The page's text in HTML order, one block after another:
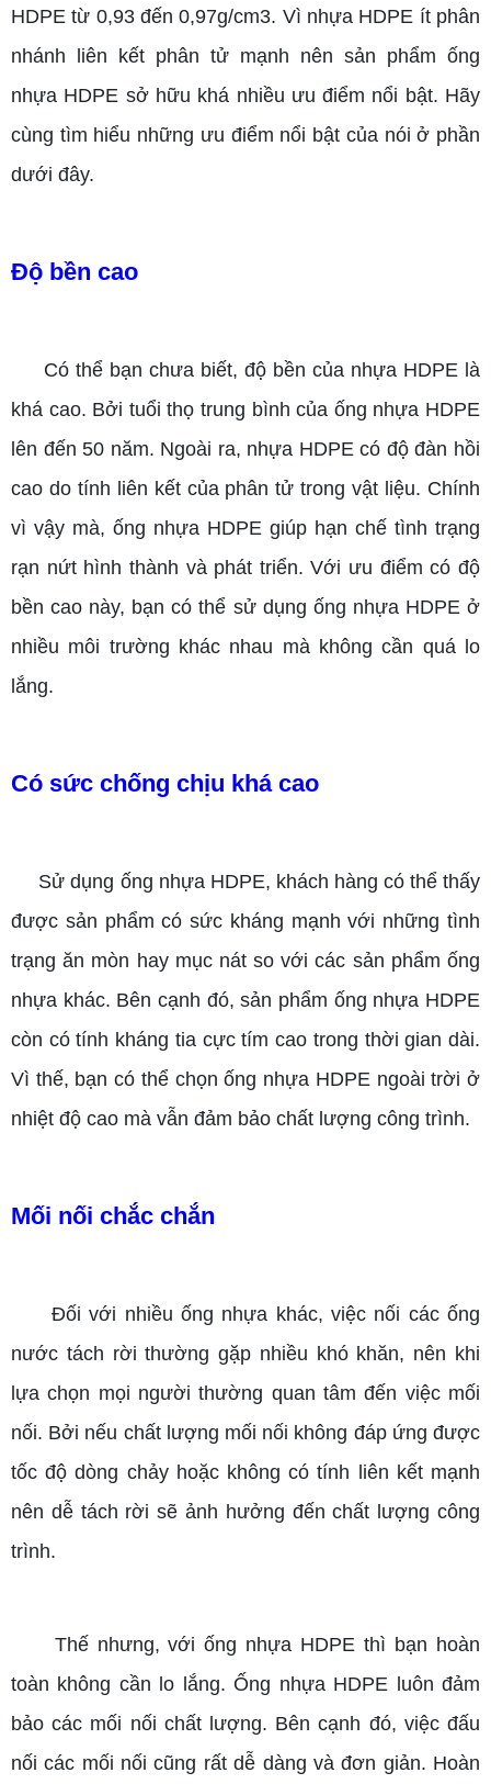
HDPE từ 0,93 đến 0,97g/cm3. Vì nhựa HDPE ít phân
nhánh liên kết phân tử mạnh nên sản phẩm ống
nhựa HDPE sở hữu khá nhiều ưu điểm nổi bật. Hãy
cùng tìm hiểu những ưu điểm nổi bật của nói ở phần
dưới đây.
Độ bền cao
Có thể bạn chưa biết, độ bền của nhựa HDPE là
khá cao. Bởi tuổi thọ trung bình của ống nhựa HDPE
lên đến 50 năm. Ngoài ra, nhựa HDPE có độ đàn hồi
cao do tính liên kết của phân tử trong vật liệu. Chính
vì vậy mà, ống nhựa HDPE giúp hạn chế tình trạng
rạn nứt hình thành và phát triển. Với ưu điểm có độ
bền cao này, bạn có thể sử dụng ống nhựa HDPE ở
nhiều môi trường khác nhau mà không cần quá lo
lắng.
Có sức chống chịu khá cao
Sử dụng ống nhựa HDPE, khách hàng có thể thấy
được sản phẩm có sức kháng mạnh với những tình
trạng ăn mòn hay mục nát so với các sản phẩm ống
nhựa khác. Bên cạnh đó, sản phẩm ống nhựa HDPE
còn có tính kháng tia cực tím cao trong thời gian dài.
Vì thế, bạn có thể chọn ống nhựa HDPE ngoài trời ở
nhiệt độ cao mà vẫn đảm bảo chất lượng công trình.
Mối nối chắc chắn
Đối với nhiều ống nhựa khác, việc nối các ống
nước tách rời thường gặp nhiều khó khăn, nên khi
lựa chọn mọi người thường quan tâm đến việc mối
nối. Bởi nếu chất lượng mối nối không đáp ứng được
tốc độ dòng chảy hoặc không có tính liên kết mạnh
nên dễ tách rời sẽ ảnh hưởng đến chất lượng công
trình.
Thế nhưng, với ống nhựa HDPE thì bạn hoàn
toàn không cần lo lắng. Ống nhựa HDPE luôn đảm
bảo các mối nối chất lượng. Bên cạnh đó, việc đấu
nối các mối nối cũng rất dễ dàng và đơn giản. Hoàn